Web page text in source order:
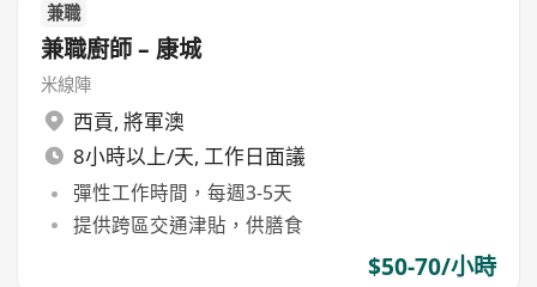
兼職
兼職廚師 – 康城
米線陣
西貢, 將軍澳
8小時以上/天, 工作日面議
彈性工作時間，每週3-5天
提供跨區交通津貼，供膳食
$50-70/小時